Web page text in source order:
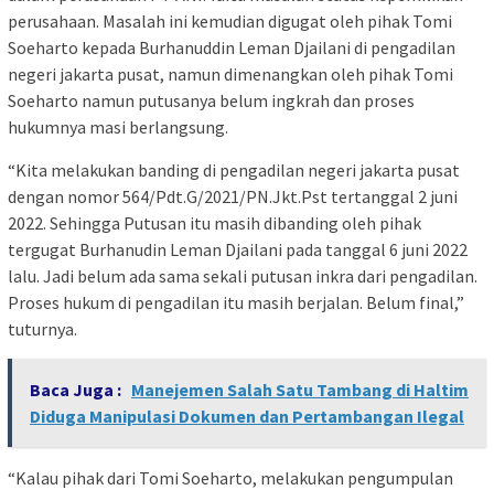
perusahaan. Masalah ini kemudian digugat oleh pihak Tomi
Soeharto kepada Burhanuddin Leman Djailani di pengadilan
negeri jakarta pusat, namun dimenangkan oleh pihak Tomi
Soeharto namun putusanya belum ingkrah dan proses
hukumnya masi berlangsung.
“Kita melakukan banding di pengadilan negeri jakarta pusat
dengan nomor 564/Pdt.G/2021/PN.Jkt.Pst tertanggal 2 juni
2022. Sehingga Putusan itu masih dibanding oleh pihak
tergugat Burhanudin Leman Djailani pada tanggal 6 juni 2022
lalu. Jadi belum ada sama sekali putusan inkra dari pengadilan.
Proses hukum di pengadilan itu masih berjalan. Belum final,”
tuturnya.
Baca Juga : Manejemen Salah Satu Tambang di Haltim
Diduga Manipulasi Dokumen dan Pertambangan Ilegal
“Kalau pihak dari Tomi Soeharto, melakukan pengumpulan